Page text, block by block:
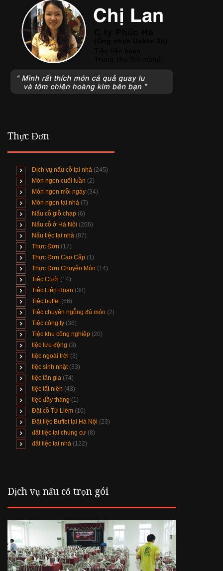
Thực Đơn
Dịch vụ nấu cỗ tại nhà (245)
Món ngon cuối tuần (2)
Món ngon mỗi ngày (34)
Món ngon tại nhà (7)
Nấu cỗ giỗ chạp (6)
Nấu cỗ ở Hà Nội (206)
Nấu tiệc tại nhà (87)
Thực Đơn (17)
Thực Đơn Cao Cấp (1)
Thực Đơn Chuyên Món (14)
Tiệc Cưới (14)
Tiệc Liên Hoan (38)
Tiệc buffet (66)
Tiệc chuyên ngỗng đủ món (2)
Tiệc công ty (36)
Tiệc khu công nghiệp (20)
tiệc lưu động (3)
tiệc ngoài trời (3)
tiệc sinh nhật (33)
tiệc tân gia (74)
tiệc tất niên (43)
tiệc đầy tháng (1)
Đặt cỗ Từ Liêm (10)
Đặt tiệc Buffet tại Hà Nội (23)
đặt tiệc tại chung cư (8)
đặt tiệc tại nhà (122)
Dịch vụ nấu cỗ trọn gói